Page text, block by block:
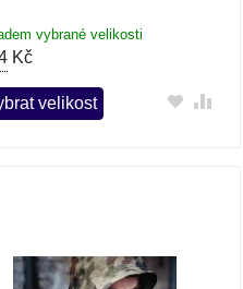
vybrané velikosti
Kč
velikost